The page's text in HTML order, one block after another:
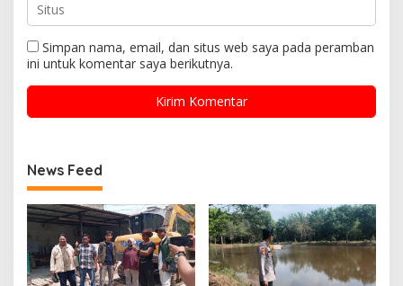
Simpan nama, email, dan situs web saya pada peramban
ini untuk komentar saya berikutnya.
News Feed